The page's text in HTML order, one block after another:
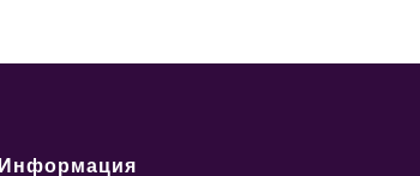
Информация